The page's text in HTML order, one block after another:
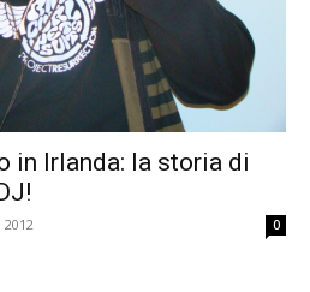
in Irlanda: la storia di
0